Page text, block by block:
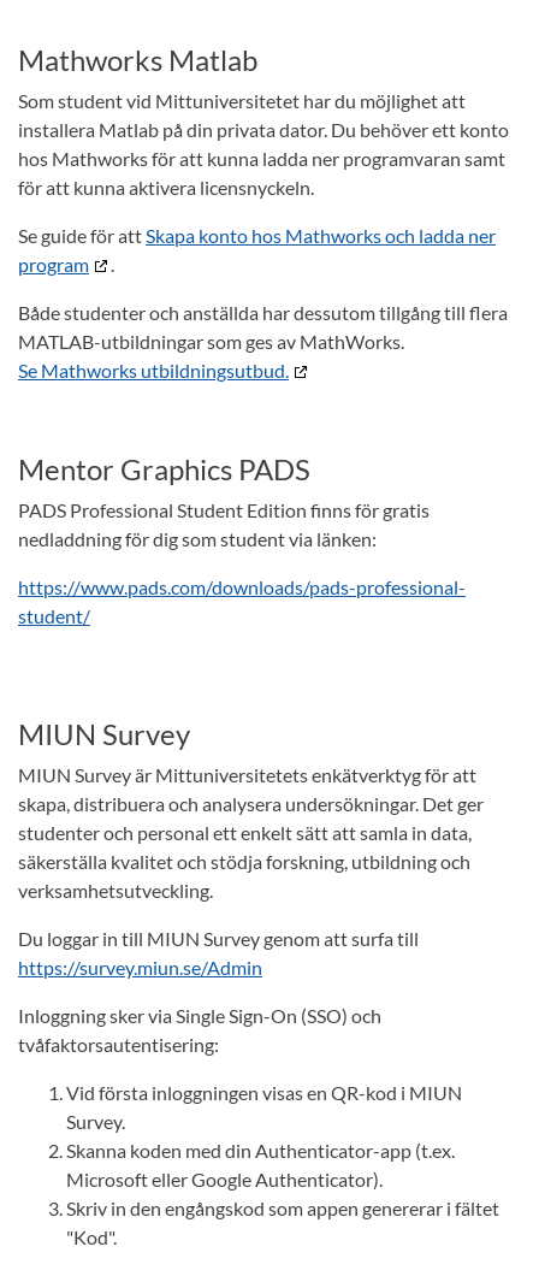
Mathworks Matlab
Som student vid Mittuniversitetet har du möjlighet att
installera Matlab på din privata dator. Du behöver ett konto
hos Mathworks för att kunna ladda ner programvaran samt
för att kunna aktivera licensnyckeln.
Se guide för attSkapa konto hos Mathworks och ladda ner
program
.
Både studenter och anställda har dessutom tillgång till flera
MATLAB-utbildningar som ges av MathWorks.
Se Mathworks utbildningsutbud.
Mentor Graphics PADS
PADS Professional Student Edition finns för gratis
nedladdning för dig som student via länken:
https://www.pads.com/downloads/pads-professional-
student/
MIUN Survey
MIUN Survey är Mittuniversitetets enkätverktyg för att
skapa, distribuera och analysera undersökningar. Det ger
studenter och personal ett enkelt sätt att samla in data,
säkerställa kvalitet och stödja forskning, utbildning och
verksamhetsutveckling.
Du loggar in till MIUN Survey genom att surfa till
https://survey.miun.se/Admin
Inloggning sker via Single Sign-On (SSO) och
tvåfaktorsautentisering:
Vid första inloggningen visas en QR-kod i MIUN
Survey.
Skanna koden med din Authenticator-app (t.ex.
Microsoft eller Google Authenticator).
Skriv in den engångskod som appen genererar i fältet
"Kod".